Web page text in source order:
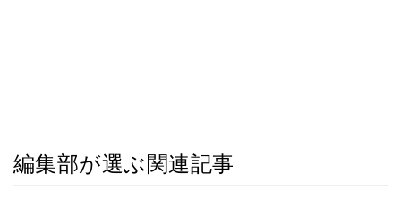
編集部が選ぶ関連記事